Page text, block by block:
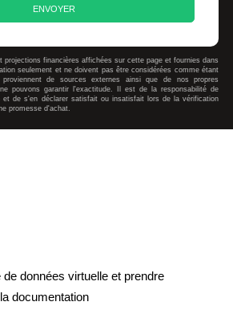
projections financières affichées sur cette page et fournies dans
seulement et ne doivent pas être considérées comme étant
proviennent de sources externes ainsi que de nos propres
pouvons garantir l'exactitude. Il est de la responsabilité de
et de s'en déclarer satisfait ou insatisfait lors de la vérification
promesse d'achat.
données virtuelle et prendre
documentation